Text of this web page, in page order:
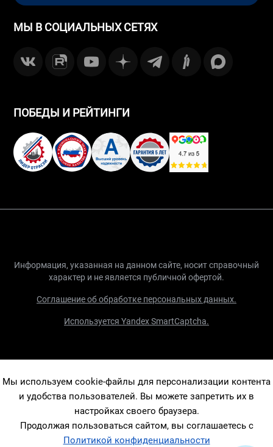
МЫ В СОЦИАЛЬНЫХ СЕТЯХ
ПОБЕДЫ И РЕЙТИНГИ
Информация, указанная на данном сайте, носит справочный
характер и не является публичной офертой.
Соглашение об обработке персональных данных.
Используется Yandex SmartCaptcha.
Мы используем cookie-файлы для персонализации контента
и удобства пользователей. Вы можете запретить их в
настройках своего браузера.
Продолжая пользоваться сайтом, вы соглашаетесь с
Политикой конфиденциальности